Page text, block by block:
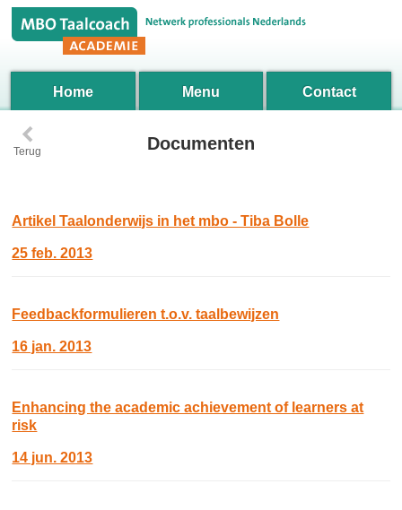
Home Menu Contact
‹
Terug Documenten
Artikel Taalonderwijs in het mbo - Tiba Bolle
25 feb. 2013
Feedbackformulieren t.o.v. taalbewijzen
16 jan. 2013
Enhancing the academic achievement of learners at
risk
14 jun. 2013